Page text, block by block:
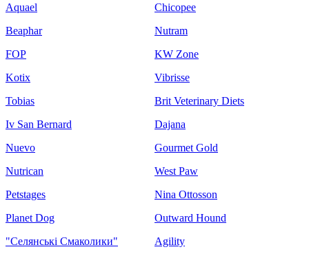
Aquael
Chicopee
Beaphar
Nutram
FOP
KW Zone
Kotix
Vibrisse
Tobias
Brit Veterinary Diets
Iv San Bernard
Dajana
Nuevo
Gourmet Gold
Nutrican
West Paw
Petstages
Nina Ottosson
Planet Dog
Outward Hound
"Селянські Смаколики"
Agility